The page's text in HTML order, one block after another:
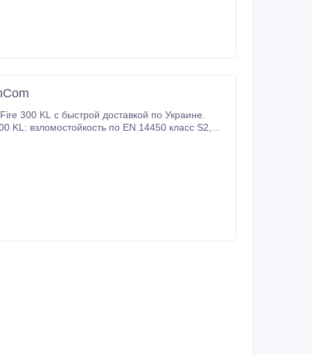
300 KL с быстрой доставкой по Украине.
KL: взломостойкость по EN 14450 класс S2,